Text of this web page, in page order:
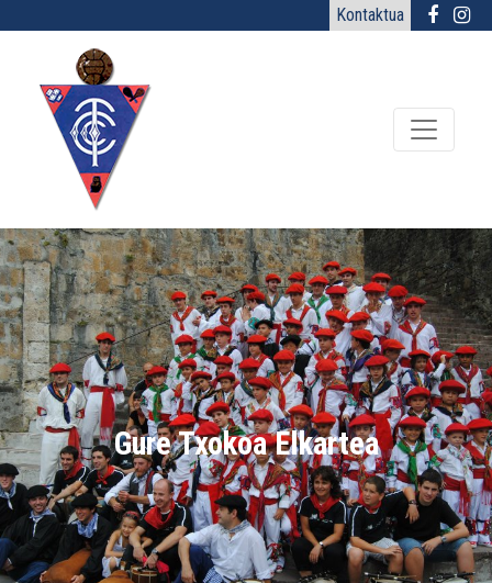
Kontaktua
Gure Txokoa Elkartea :
Gure Txokoa Elkartea